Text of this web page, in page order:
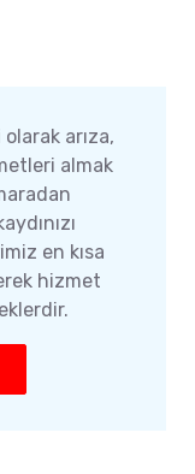
arıza,
almak
en kısa
hizmet